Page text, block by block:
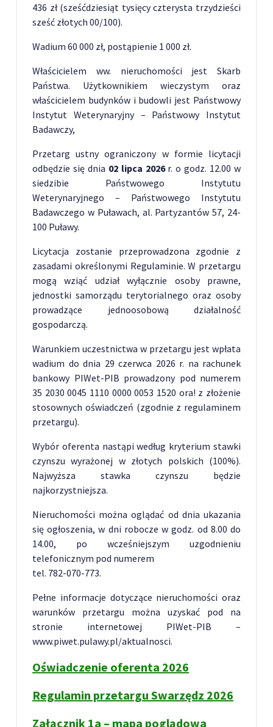
436 zł (sześćdziesiąt tysięcy czterysta trzydzieści
sześć złotych 00/100).
Wadium 60 000 zł, postąpienie 1 000 zł.
Właścicielem ww. nieruchomości jest Skarb
Państwa. Użytkownikiem wieczystym oraz
właścicielem budynków i budowli jest Państwowy
Instytut Weterynaryjny – Państwowy Instytut
Badawczy,
Przetarg ustny ograniczony w formie licytacji
odbędzie się dnia 02 lipca 2026r. o godz. 12.00 w
siedzibie Państwowego Instytutu
Weterynaryjnego – Państwowego Instytutu
Badawczego w Puławach, al. Partyzantów 57, 24-
100 Puławy.
Licytacja zostanie przeprowadzona zgodnie z
zasadami określonymi Regulaminie. W przetargu
mogą wziąć udział wyłącznie osoby prawne,
jednostki samorządu terytorialnego oraz osoby
prowadzące jednoosobową działalność
gospodarczą.
Warunkiem uczestnictwa w przetargu jest wpłata
wadium do dnia 29 czerwca 2026 r. na rachunek
bankowy PIWet-PIB prowadzony pod numerem
35 2030 0045 1110 0000 0053 1520 ora! z złożenie
stosownych oświadczeń (zgodnie z regulaminem
przetargu).
Wybór oferenta nastąpi według kryterium stawki
czynszu wyrażonej w złotych polskich (100%).
Najwyższa stawka czynszu będzie
najkorzystniejsza.
Nieruchomości można oglądać od dnia ukazania
się ogłoszenia, w dni robocze w godz. od 8.00 do
14.00, po wcześniejszym uzgodnieniu
telefonicznym pod numerem
tel. 782-070-773.
Pełne informacje dotyczące nieruchomości oraz
warunków przetargu można uzyskać pod na
stronie internetowej PIWet-PIB –
www.piwet.pulawy.pl/aktualnosci.
Oświadczenie oferenta 2026
Regulamin przetargu Swarzędz 2026
Załącznik 1a – mapa poglądowa